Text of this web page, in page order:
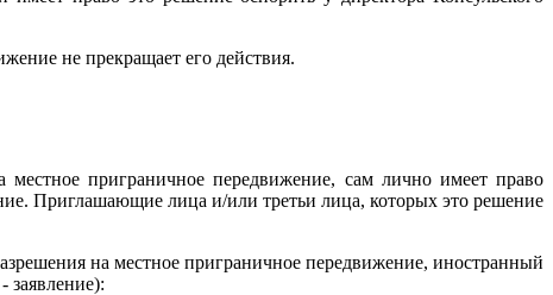
не прекращает его действия.
приграничное передвижение, сам лично имеет право
Приглашающие лица и/или третьи лица, которых это решение
на местное приграничное передвижение, иностранный
заявление):